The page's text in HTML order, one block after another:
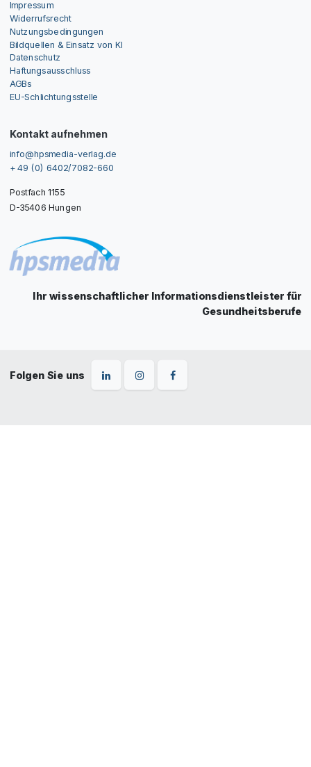
Impressum
Widerrufsrecht
Nutzungsbedingungen
Bildquellen & Einsatz von KI
Datenschutz
Haftungsausschluss
AGBs
EU-Schlichtungsstelle
Kontakt aufnehmen
info@hpsmedia-verlag.de
+ 49 (0) 6402/7082-660
Postfach 1155
D-35406 Hungen
Ihr wissenschaftlicher Informationsdienstleister für
Gesundheitsberufe
Folgen Sie uns